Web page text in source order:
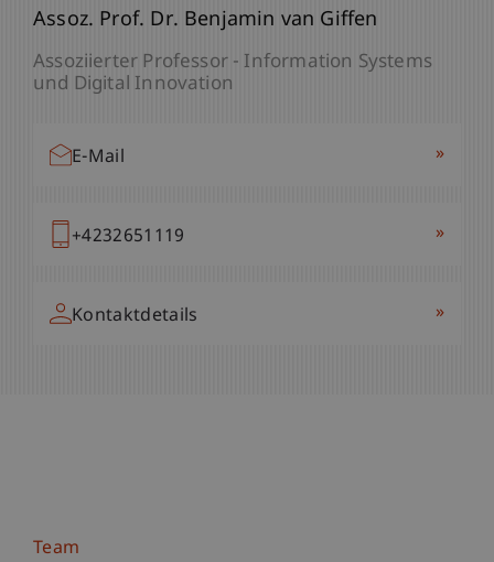
Assoz. Prof. Dr. Benjamin van Giffen
Assoziierter Professor - Information Systems
und Digital Innovation
E-Mail »
+4232651119 »
Kontaktdetails »
Team